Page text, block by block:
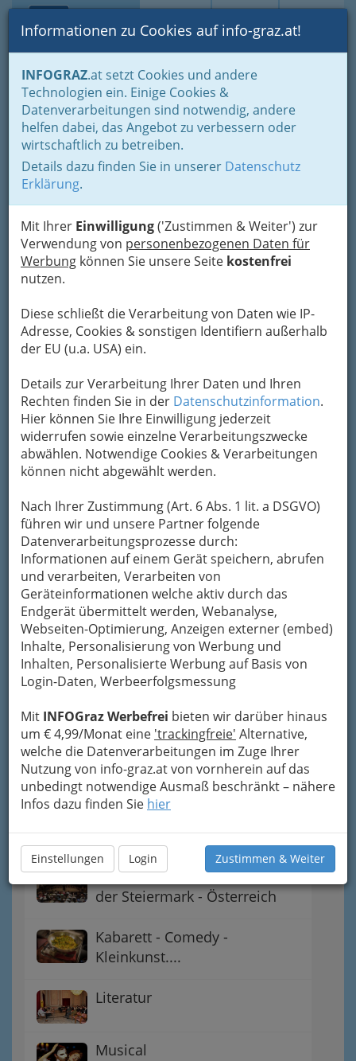
Suche Login Toggle
Informationen zu Cookies auf info-graz.at!
INFOGRAZ.at setzt Cookies und andere
Technologien ein. Einige Cookies &
Datenverarbeitungen sind notwendig, andere
helfen dabei, das Angebot zu verbessern oder
wirtschaftlich zu betreiben.
Details dazu finden Sie in unserer Datenschutz
Erklärung.
Mit Ihrer Einwilligung('Zustimmen & Weiter') zur
Verwendung von personenbezogenen Daten für
Werbung können Sie unsere Seite kostenfrei
nutzen.
Diese schließt die Verarbeitung von Daten wie IP-
Adresse, Cookies & sonstigen Identifiern außerhalb
der EU (u.a. USA) ein.
Details zur Verarbeitung Ihrer Daten und Ihren
Rechten finden Sie in der Datenschutzinformation.
Hier können Sie Ihre Einwilligung jederzeit
widerrufen sowie einzelne Verarbeitungszwecke
abwählen. Notwendige Cookies & Verarbeitungen
können nicht abgewählt werden.
Nach Ihrer Zustimmung (Art. 6 Abs. 1 lit. a DSGVO)
führen wir und unsere Partner folgende
Datenverarbeitungsprozesse durch:
Informationen auf einem Gerät speichern, abrufen
und verarbeiten, Verarbeiten von
Geräteinformationen welche aktiv durch das
Endgerät übermittelt werden, Webanalyse,
Webseiten-Optimierung, Anzeigen externer (embed)
Inhalte, Personalisierung von Werbung und
Inhalten, Personalisierte Werbung auf Basis von
Login-Daten, Werbeerfolgsmessung
Mit INFOGraz Werbefrei bieten wir darüber hinaus
um € 4,99/Monat eine 'trackingfreie' Alternative,
welche die Datenverarbeitungen im Zuge Ihrer
Nutzung von info-graz.at von vornherein auf das
unbedingt notwendige Ausmaß beschränkt – nähere
Infos dazu finden Sie hier
Einstellungen Login Zustimmen & Weiter
Home Veranstaltungen
Kunst & Kultur
Musik, eher traditionell oder klassisch
Cafe Kaiserfeld
Kaiserfeldgasse 19, 8010 Graz
+43 664 595 10 04
Inhaber: Rudolf Franz Lackner
Karte
Karte anzeigen
Unsere Genres
Galerien
Feststpiele
Führungen in Graz, mit oder
ohne Fremdenführer
Klassische Konzerte in Graz,
der Steiermark - Österreich
Kabarett - Comedy -
Kleinkunst....
Literatur
Musical